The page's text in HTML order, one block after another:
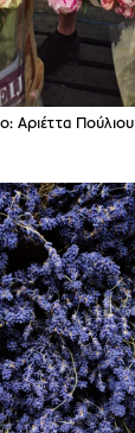
Aριέττα Πούλιου